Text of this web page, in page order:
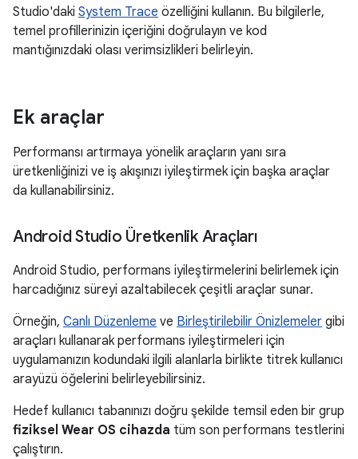
Studio'daki System Trace özelliğini kullanın. Bu bilgilerle,
temel profillerinizin içeriğini doğrulayın ve kod
mantığınızdaki olası verimsizlikleri belirleyin.
Ek araçlar
Performansı artırmaya yönelik araçların yanı sıra
üretkenliğinizi ve iş akışınızı iyileştirmek için başka araçlar
da kullanabilirsiniz.
Android Studio Üretkenlik Araçları
Android Studio, performans iyileştirmelerini belirlemek için
harcadığınız süreyi azaltabilecek çeşitli araçlar sunar.
Örneğin, Canlı Düzenleme ve Birleştirilebilir Önizlemeler gibi
araçları kullanarak performans iyileştirmeleri için
uygulamanızın kodundaki ilgili alanlarla birlikte titrek kullanıcı
arayüzü öğelerini belirleyebilirsiniz.
Hedef kullanıcı tabanınızı doğru şekilde temsil eden bir grup
fiziksel Wear OS cihazda tüm son performans testlerini
çalıştırın.